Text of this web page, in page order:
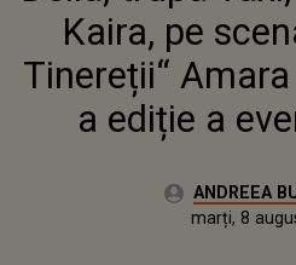
A
Kaira, pe
Tinereții“
a ediție a
Autor:ANDREEA
Actualizat:
marți, 8